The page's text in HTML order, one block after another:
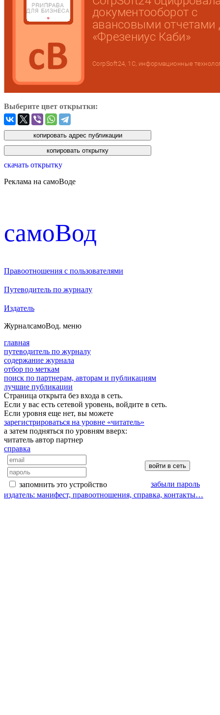
Выберите цвет открытки:
скачать открытку
Реклама на самоВоде
cамоВод
Правоотношения с пользователями
Путеводитель по журналу
Издатель
ЖурналсамоВод. меню
главная
путеводитель по журналу
содержание журнала
отбор по меткам
поиск по партнерам, авторам и публикациям
лучшие публикации
Страница открыта без входа в сеть.
Если у вас есть сетевой уровень, войдите в сеть.
Если уровня еще нет, вы можете
зарегистрироваться на уровне «читатель»
а затем подняться по уровням вверх:
читатель автор партнер
справка
запомнить это устройство
забыли пароль
издатель: манифест, правоотношения, справка, контакты…